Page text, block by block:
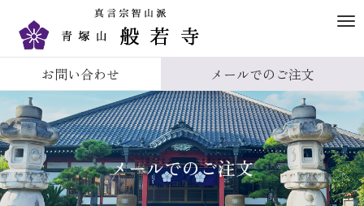
M
n
お問い合わせ メールでのご注文
メールでのご注文